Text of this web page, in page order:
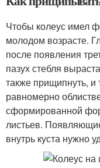
Чтобы колеус имел
молодом возрасте.
после появления
пазух стебля
также прищипнуть, и
равномерно
сформированной
листьев.
внутрь куста нужно